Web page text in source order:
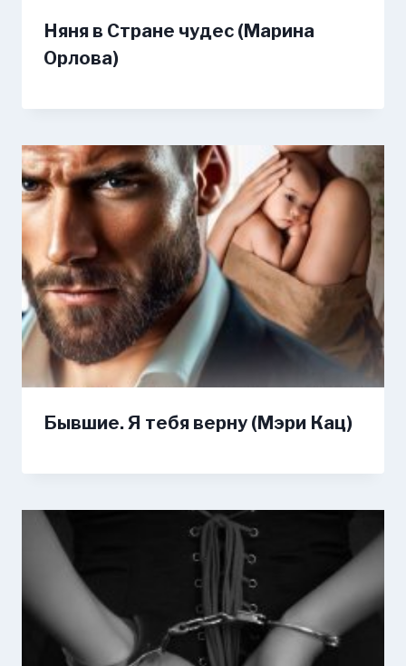
Няня в Стране чудес (Марина
Орлова)
Бывшие. Я тебя верну (Мэри Кац)